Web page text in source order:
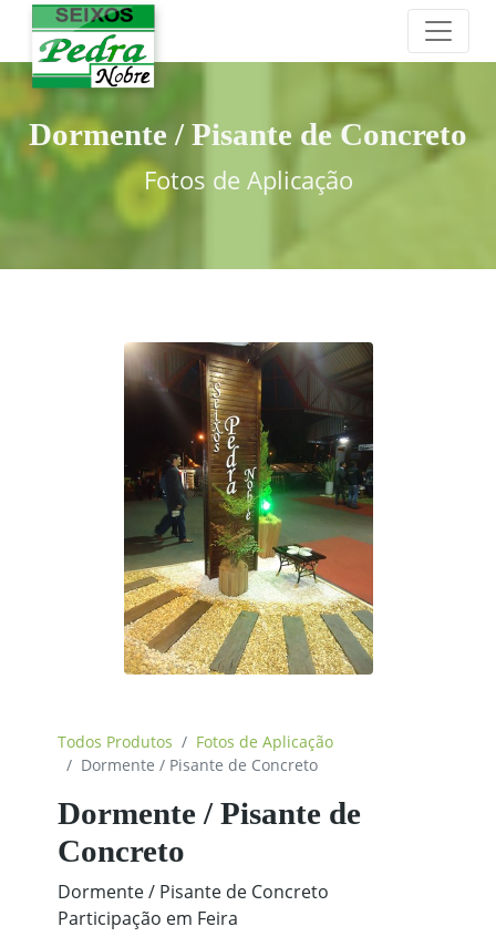
Dormente / Pisante de Concreto
Fotos de Aplicação
Todos Produtos
Fotos de Aplicação
Dormente / Pisante de Concreto
Dormente / Pisante de
Concreto
Dormente / Pisante de Concreto
Participação em Feira